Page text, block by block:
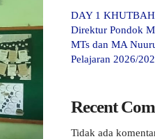
DAY 1
Direktur Pondok
MTs dan MA
Pelajaran 2026/
Recent
Tidak ada